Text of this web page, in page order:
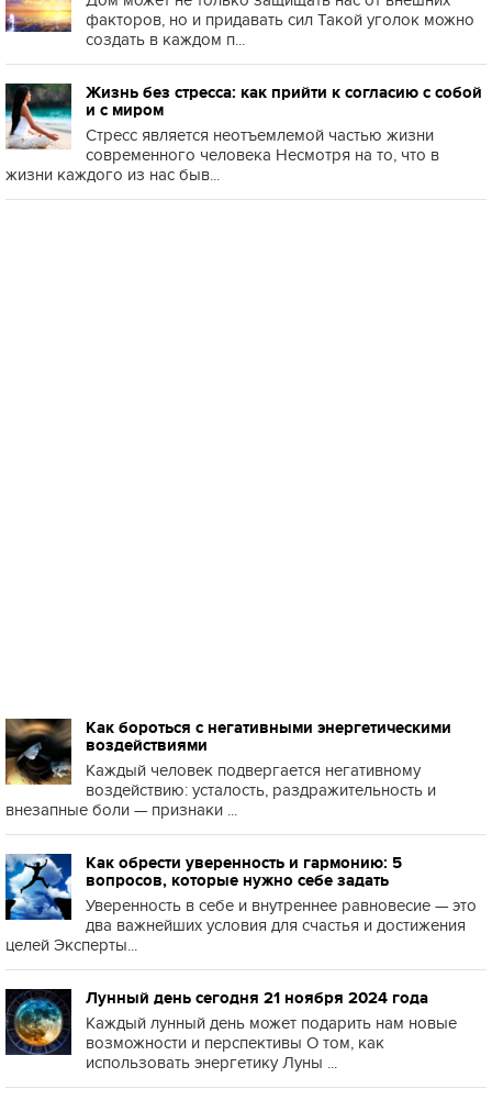
факторов, но и придавать сил Такой уголок можно
создать в каждом п...
Жизнь без стресса: как прийти к согласию с собой
и с миром
Стресс является неотъемлемой частью жизни
современного человека Несмотря на то, что в
жизни каждого из нас быв...
Как бороться с негативными энергетическими
воздействиями
Каждый человек подвергается негативному
воздействию: усталость, раздражительность и
внезапные боли — признаки ...
Как обрести уверенность и гармонию: 5
вопросов, которые нужно себе задать
Уверенность в себе и внутреннее равновесие — это
два важнейших условия для счастья и достижения
целей Эксперты...
Лунный день сегодня 21 ноября 2024 года
Каждый лунный день может подарить нам новые
возможности и перспективы О том, как
использовать энергетику Луны ...